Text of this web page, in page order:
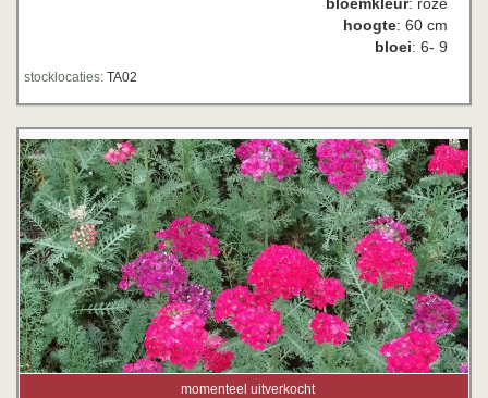
bloemkleur: roze
hoogte: 60 cm
bloei: 6- 9
stocklocaties: TA02
momenteel uitverkocht